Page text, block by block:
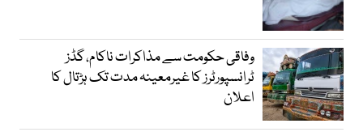
وفاقی حکومت سے مذاکرات ناکام، گڈز
ٹرانسپورٹرز کا غیرمعینہ مدت تک ہڑتال کا
اعلان